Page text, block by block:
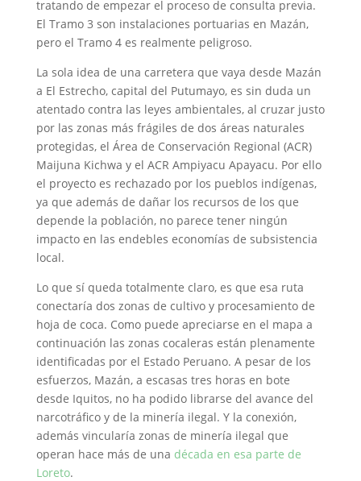
tratando de empezar el proceso de consulta previa.
El Tramo 3 son instalaciones portuarias en Mazán,
pero el Tramo 4 es realmente peligroso.
La sola idea de una carretera que vaya desde Mazán
a El Estrecho, capital del Putumayo, es sin duda un
atentado contra las leyes ambientales, al cruzar justo
por las zonas más frágiles de dos áreas naturales
protegidas, el Área de Conservación Regional (ACR)
Maijuna Kichwa y el ACR Ampiyacu Apayacu. Por ello
el proyecto es rechazado por los pueblos indígenas,
ya que además de dañar los recursos de los que
depende la población, no parece tener ningún
impacto en las endebles economías de subsistencia
local.
Lo que sí queda totalmente claro, es que esa ruta
conectaría dos zonas de cultivo y procesamiento de
hoja de coca. Como puede apreciarse en el mapa a
continuación las zonas cocaleras están plenamente
identificadas por el Estado Peruano. A pesar de los
esfuerzos, Mazán, a escasas tres horas en bote
desde Iquitos, no ha podido librarse del avance del
narcotráfico y de la minería ilegal. Y la conexión,
además vincularía zonas de minería ilegal que
operan hace más de una década en esa parte de
Loreto.